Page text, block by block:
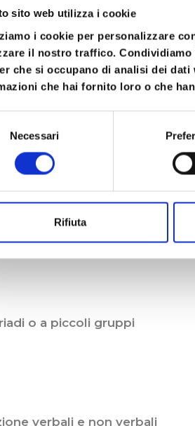
sito web utilizza i cookie
i cookie per personalizzare
il nostro traffico.
che si occupano di analisi dei
che hai fornito loro o che
Necessari
Rifiuta
confusione,
e la tendenza
e responsabilità di
il nuovo orizzonte
sogno
o a piccoli gruppi
verbali e non verbali